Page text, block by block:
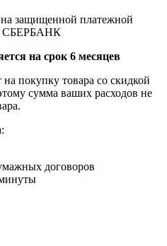
на защищенной платежной
СБЕРБАНК
на срок 6 месяцев
покупку товара со скидкой
сумма ваших расходов не
договоров